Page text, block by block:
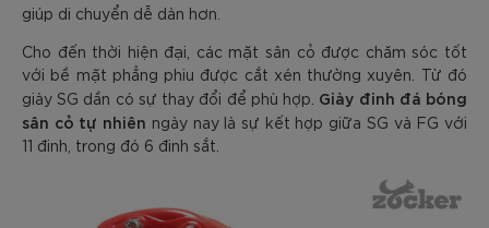
giúp di chuyển dễ dàn hơn.
Cho đến thời hiện đại, các mặt sân cỏ được chăm sóc tốt
với bề mặt phẳng phiu được cắt xén thường xuyên. Từ đó
giày SG dần có sự thay đổi để phù hợp. Giày đinh đá bóng
sân cỏ tự nhiên ngày nay là sự kết hợp giữa SG và FG với
11 đinh, trong đó 6 đinh sắt.